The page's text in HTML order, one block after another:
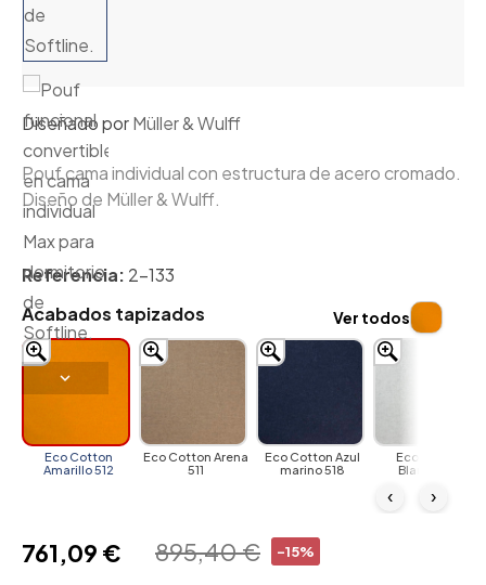
Diseñado porMüller & Wulff
Pouf cama individual con estructura de acero cromado.
Diseño de Müller & Wulff.
Referencia: 2-133
Acabados tapizados
Eco Cotton
Amarillo 512
Eco Cotton Arena
511
Eco Cotton Azul
marino 518
Eco Cotton
Blanco 519
‹ ›
Ver todos
-15%
895,40 €
761,09 €